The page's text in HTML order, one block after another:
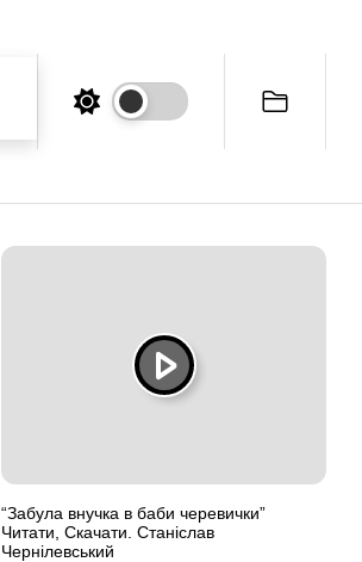
“Забула внучка в баби черевички”
Читати, Скачати. Станіслав
Чернілевський